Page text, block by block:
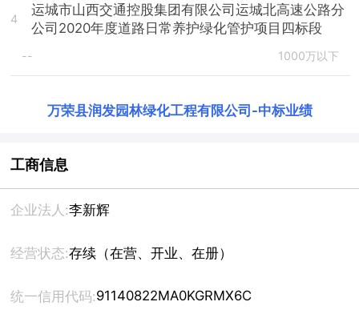
4
运城市山西交通控股集团有限公司运城北高速公路分
公司2020年度道路日常养护绿化管护项目四标段
-- 1000万以下
万荣县润发园林绿化工程有限公司 -中标业绩
工商信息
企业法人:李新辉
经营状态:存续（在营、开业、在册）
统一信用代码:91140822MA0KGRMX6C